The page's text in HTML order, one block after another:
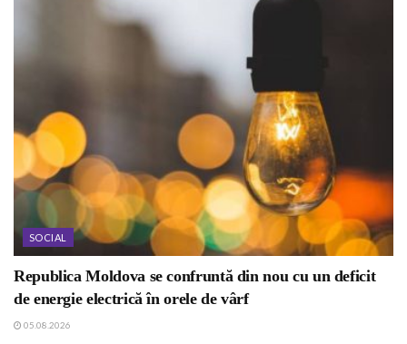
SOCIAL
Republica Moldova se confruntă din nou cu un deficit
de energie electrică în orele de vârf
05.08.2026